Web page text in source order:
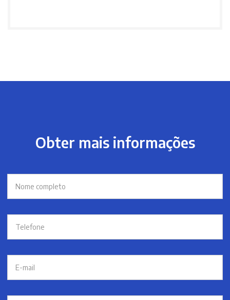
Obter mais informações